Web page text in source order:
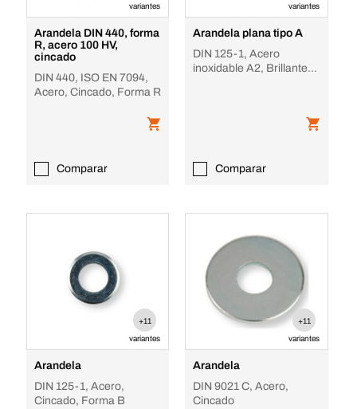
variantes
Arandela DIN 440, forma
R, acero 100 HV,
cincado
DIN 440, ISO EN 7094,
Acero, Cincado, Forma R
Comparar
variantes
Arandela plana tipo A
DIN 125-1, Acero
inoxidable A2, Brillante,
Comparar
+11
variantes
Arandela
DIN 125-1, Acero,
Cincado, Forma B
+11
variantes
Arandela
DIN 9021 C, Acero,
Cincado